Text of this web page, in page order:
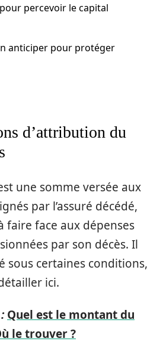
percevoir le capital
anticiper pour protéger
d’attribution du
une somme versée aux
par l’assuré décédé,
faire face aux dépenses
par son décès. Il
sous certaines conditions,
ici.
Quel est le montant du
le trouver ?